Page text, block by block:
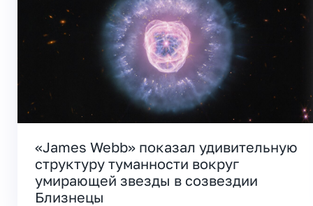
«James Webb» показал удивительную
структуру туманности вокруг
умирающей звезды в созвездии
Близнецы